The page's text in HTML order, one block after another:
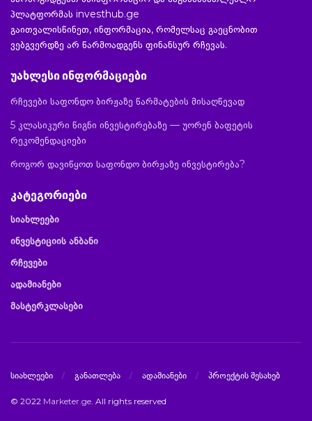
პლატფორმას investhub.ge
გაითვალისწინეთ, ინფორმაცია, რომელსაც გაეცნობით
ვებგვერდზე არ წარმოადგენს ფინანსურ რჩევას.
უახლესი ინფორმაციები
რჩევები საფონდო ბირჟაზე წარმატების მისაღწევად
5 კლასიკური წიგნი ინვესტირებაზე — უორენ ბაფეტის
რეკომენდაციები
როგორ დავიწყოთ საფონდო ბირჟაზე ინვესტირება?
კატეგორიები
სიახლეები
ინვესტიციის ანბანი
რჩევები
ადამიანები
მასტერკლასები
სიახლეები განათლება ადამიანები პროექტის შესახებ
© 2022 Marketer.ge . All rights reserved